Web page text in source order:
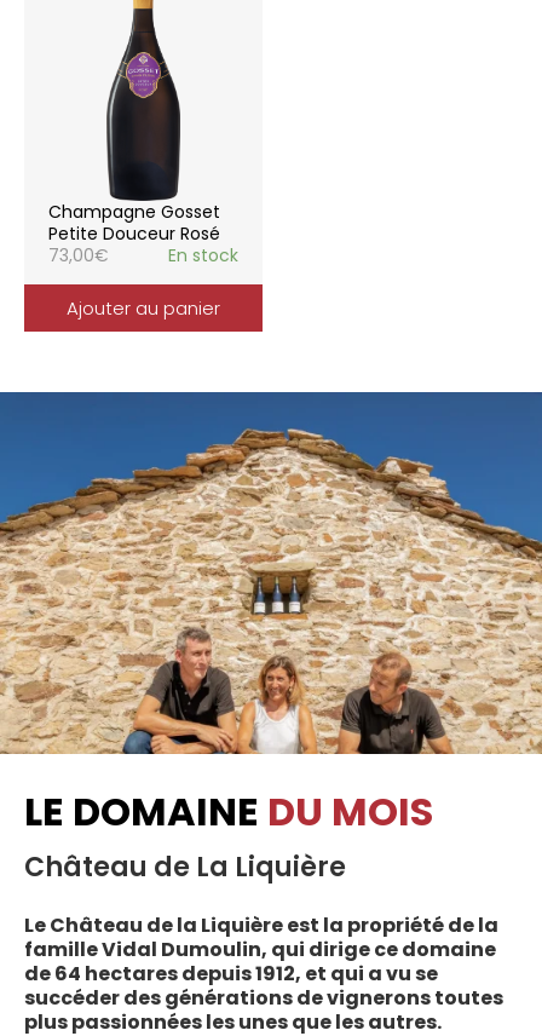
Champagne Gosset
Petite Douceur Rosé
73,00€ En stock
Ajouter au panier
LE DOMAINE DU MOIS
Château de La Liquière
Le Château de la Liquière est la propriété de la
famille Vidal Dumoulin, qui dirige ce domaine
de 64 hectares depuis 1912, et qui a vu se
succéder des générations de vignerons toutes
plus passionnées les unes que les autres.